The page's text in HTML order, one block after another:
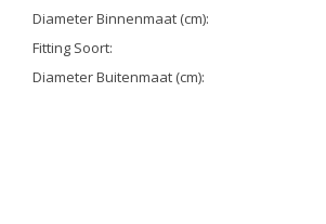
Diameter Binnenmaat (cm):
Fitting Soort:
Diameter Buitenmaat (cm):